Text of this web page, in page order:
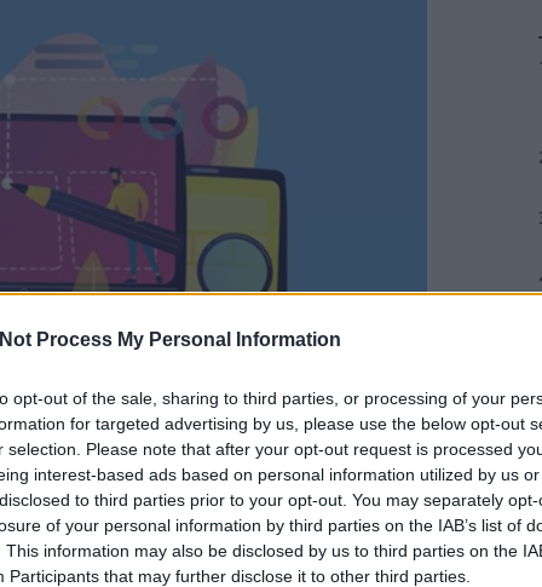
Process My Personal Information
opt-out of the sale, sharing to third parties, or processing of your
for targeted advertising by us, please use the below opt-out
selection. Please note that after your opt-out request is processed
interest-based ads based on personal information utilized by us
to third parties prior to your opt-out. You may separately
of your personal information by third parties on the IAB’s list of
This information may also be disclosed by us to third parties on the
Participants that may further disclose it to other third parties.
Jelenlét Mesterei
Reggeli Értekezlet: Az Együttműködés Alapja
egy reggeli értekezlettel kezdődik, ahol az
összegyűlnek, hogy megbeszéljék az aktuális
feladatokat és célokat.
Kulcsszókutatás: Az Alapok Megteremtése
az egyik legfontosabb lépés a
Az ügynökség szakemberei különböző
azokat a kulcsszavakat, amelyek a
generálhatják ügyfeleik számára.
Hirdetési Kampányok Tervezése és Indítása
lépés a hirdetési kampányok megtervezése és
kidolgozzák a kampányok stratégiáját,
célközönséget, és elkészítik a hirdetésszövegeket.
Eredmények Mérése és Elemzése
készítésébe, fontos, hogy világos üzleti tervvel és
acélcsoport meghatározását,a piaci rés